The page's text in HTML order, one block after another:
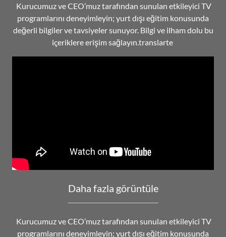
Kurucumuz ve CEO’muz tarafından sunulan etkileyici TV
programlarını deneyimleyin; yurt dışı eğitim konusunda
değerli bilgiler ve tavsiyeler sunuyor. Bilgi ve ilham dolu bu
içeriklere erişim sağlayın.translarte
Daha fazla görüntüle
Kurucumuz ve CEO’muz tarafından sunulan etkileyici TV
programlarını deneyimleyin; yurt dışı eğitim konusunda